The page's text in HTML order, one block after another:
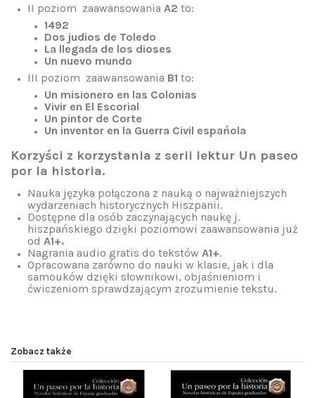
II poziom zaawansowania A2 to:
1492
Dos judios de Toledo
La llegada de los dioses
Un nuevo mundo
III poziom zaawansowania B1 to:
Un misionero en las Colonias
Vivir en El Escorial
Un pintor de Corte
Un inventor en la Guerra Civil espańola
Korzyści z korzystania z serii lektur Un paseo
por la historia.
Nauka języka połączona z nauką o najważniejszych
wydarzeniach historycznych Hiszpanii.
Dostępne dla osób zaczynających naukę j.
hiszpańskiego dzięki poziomowi zaawansowania już
od A1+.
Nagrania audio gratis do tekstów A1+.
Opracowana zarówno do nauki w klasie, jak i dla
samouków dzięki słownikowi, objaśnieniom i
ćwiczeniom sprawdzającym zrozumienie tekstu.
Zobacz także